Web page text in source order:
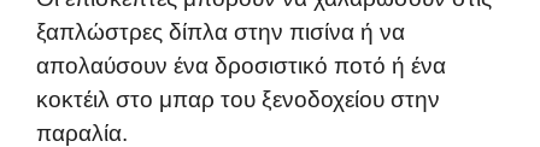
ξαπλώστρες δίπλα στην πισίνα ή να
απολαύσουν ένα δροσιστικό ποτό ή ένα
κοκτέιλ στο μπαρ του ξενοδοχείου στην
παραλία.